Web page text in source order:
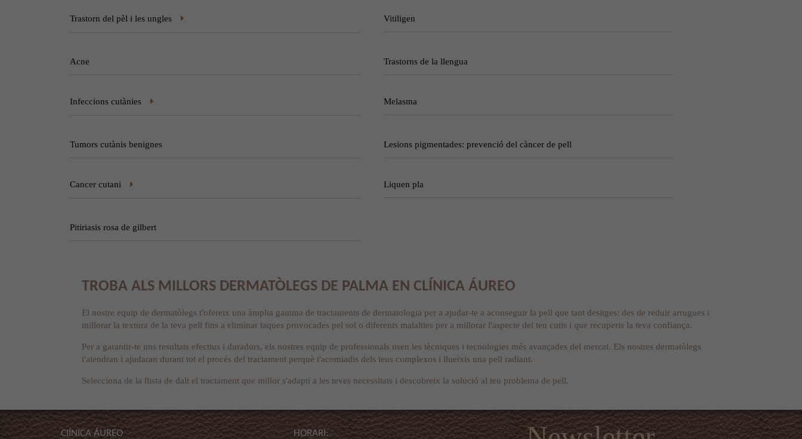
Trastorn del pèl i les ungles Vitiligen
Acne Trastorns de la llengua
Infeccions cutànies Melasma
Tumors cutànis benignes Lesions pigmentades: prevenció del càncer de pell
Cancer cutani Liquen pla
Pitiriasis rosa de gilbert
TROBA ALS MILLORS DERMATÒLEGS DE PALMA EN CLÍNICA ÁUREO
El nostre equip de dermatòlegs t'ofereix una àmplia gamma de tractaments de dermatologia per a ajudar-te a aconseguir la pell que tant desitges: des de reduir arrugues i
millorar la textura de la teva pell fins a eliminar taques provocades pel sol o diferents malalties per a millorar l'aspecte del teu cutis i que recuperis la teva confiança.
Per a garantir-te uns resultats efectius i duradors, els nostres equip de professionals usen les tècniques i tecnologies més avançades del mercat. Els nostres dermatòlegs
t'atendran i ajudaran durant tot el procés del tractament perquè t'acomiadis dels teus complexos i llueixis una pell radiant.
Selecciona de la llista de dalt el tractament que millor s'adapti a les teves necessitats i descobreix la solució al teu problema de pell.
ClÍNICA ÁUREO HORARI: